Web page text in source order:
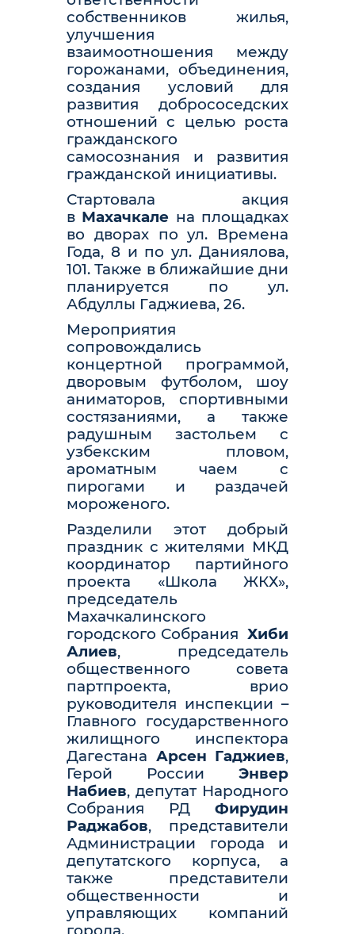
собственников жилья,
улучшения
взаимоотношения между
горожанами, объединения,
создания условий для
развития добрососедских
отношений с​ целью роста
гражданского
самосознания и​ развития
гражданской инициативы.
Стартовала акция
в Махачкале на площадках
во дворах по ул. Времена
Года, 8 и по ул. Даниялова,
101. Также в ближайшие дни
планируется по ул.
Абдуллы Гаджиева, 26.
Мероприятия
сопровождались
концертной программой,
дворовым футболом, шоу
аниматоров, спортивными
состязаниями, а также
радушным застольем с
узбекским пловом,
ароматным чаем с
пирогами и раздачей
мороженого.
Разделили этот добрый
праздник с жителями МКД
координатор партийного
проекта «Школа ЖКХ»,
председатель
Махачкалинского
городского Собрания Хиби
Алиев, председатель
общественного совета
партпроекта, врио
руководителя инспекции –
Главного государственного
жилищного инспектора
Дагестана Арсен Гаджиев,
Герой России Энвер
Набиев, депутат Народного
Собрания РД Фирудин
Раджабов, представители
Администрации города и
депутатского корпуса, а
также представители
общественности и
управляющих компаний